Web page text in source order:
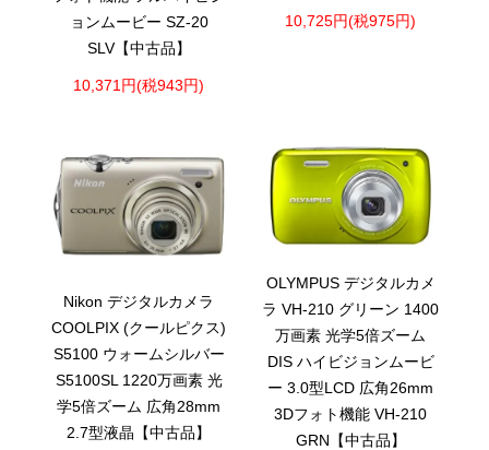
ョンムービー SZ-20
SLV【中古品】
10,371円(税943円)
10,725円(税975円)
Nikon デジタルカメラ
COOLPIX (クールピクス)
S5100 ウォームシルバー
S5100SL 1220万画素 光
学5倍ズーム 広角28mm
2.7型液晶【中古品】
OLYMPUS デジタルカメ
ラ VH-210 グリーン 1400
万画素 光学5倍ズーム
DIS ハイビジョンムービ
ー 3.0型LCD 広角26mm
3Dフォト機能 VH-210
GRN【中古品】